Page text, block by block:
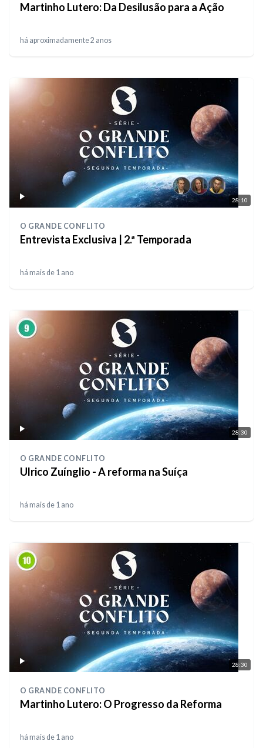
Martinho Lutero: Da Desilusão para a Ação
há aproximadamente 2 anos
28:10
O GRANDE CONFLITO
Entrevista Exclusiva | 2.ª Temporada
há mais de 1 ano
28:30
O GRANDE CONFLITO
Ulrico Zuínglio - A reforma na Suíça
há mais de 1 ano
28:30
O GRANDE CONFLITO
Martinho Lutero: O Progresso da Reforma
há mais de 1 ano